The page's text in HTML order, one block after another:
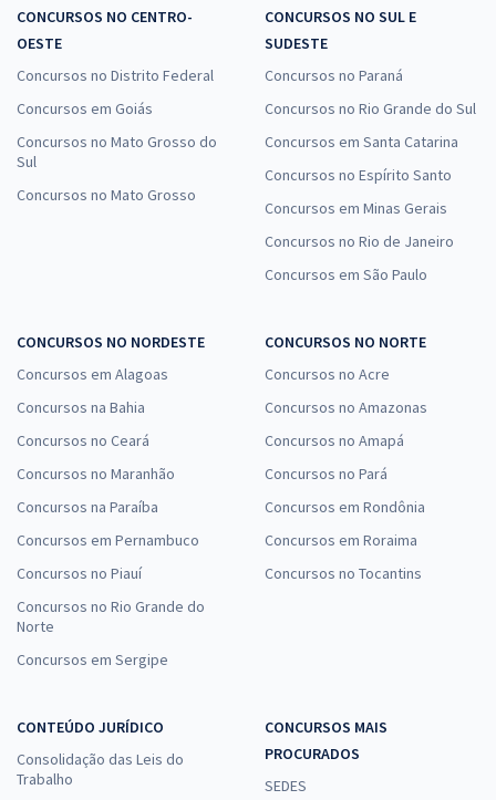
CONCURSOS NO CENTRO-
OESTE
Concursos no Distrito Federal
Concursos em Goiás
Concursos no Mato Grosso do
Sul
Concursos no Mato Grosso
CONCURSOS NO SUL E
SUDESTE
Concursos no Paraná
Concursos no Rio Grande do Sul
Concursos em Santa Catarina
Concursos no Espírito Santo
Concursos em Minas Gerais
Concursos no Rio de Janeiro
Concursos em São Paulo
CONCURSOS NO NORDESTE
Concursos em Alagoas
Concursos na Bahia
Concursos no Ceará
Concursos no Maranhão
Concursos na Paraíba
Concursos em Pernambuco
Concursos no Piauí
Concursos no Rio Grande do
Norte
Concursos em Sergipe
CONCURSOS NO NORTE
Concursos no Acre
Concursos no Amazonas
Concursos no Amapá
Concursos no Pará
Concursos em Rondônia
Concursos em Roraima
Concursos no Tocantins
CONTEÚDO JURÍDICO
Consolidação das Leis do
Trabalho
CONCURSOS MAIS
PROCURADOS
SEDES